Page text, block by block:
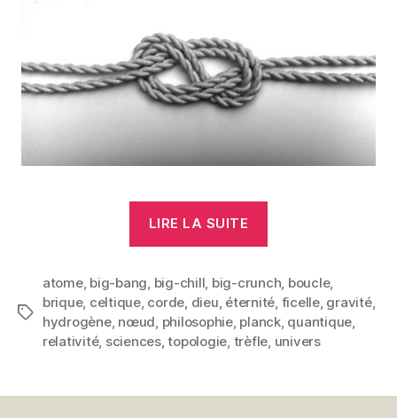
LIRE LA SUITE
Étiquettes
atome, big-bang big-chill big-crunch boucle,
brique, celtique, corde dieu éternité ficelle, gravité,
hydrogène, nœud philosophie, planck, quantique
relativité, sciences,topologie trèfle univers